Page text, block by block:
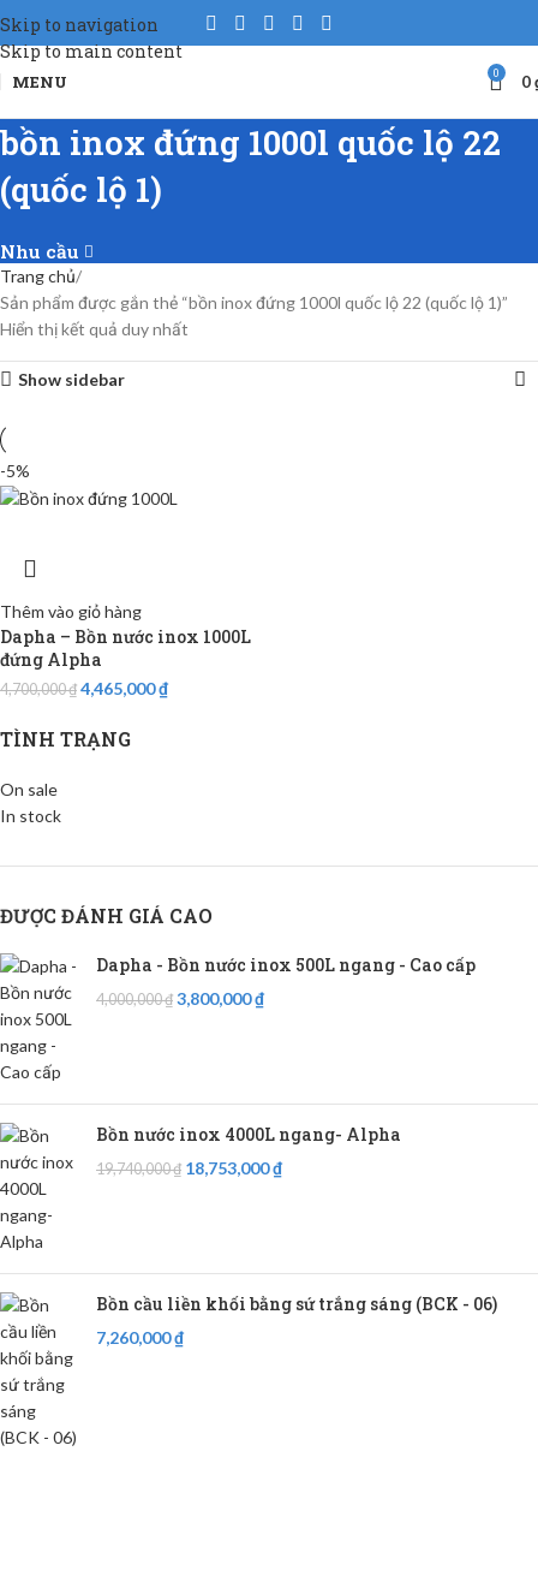
Skip to navigation
Skip to main content
MENU 0 0
bồn inox đứng 1000l quốc lộ 22
(quốc lộ 1)
Nhu cầu
TÌNH TRẠNG
On sale
In stock
ĐƯỢC ĐÁNH GIÁ CAO
Dapha - Bồn nước inox 500L ngang - Cao cấp
4,000,000₫ 3,800,000₫
Bồn nước inox 4000L ngang- Alpha
19,740,000₫ 18,753,000₫
Bồn cầu liền khối bằng sứ trắng sáng (BCK - 06)
7,260,000₫
Trang chủ
Sản phẩm được gắn thẻ “bồn inox đứng 1000l quốc lộ 22 (quốc lộ 1)”
Hiển thị kết quả duy nhất
Show sidebar
-5%
Thêm vào giỏ hàng
Dapha – Bồn nước inox 1000L
đứng Alpha
4,700,000₫ 4,465,000₫